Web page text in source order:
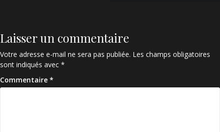
Laisser un commentaire
Votre adresse e-mail ne sera pas publiée. Les champs obligatoires
sont indiqués avec *
Commentaire *